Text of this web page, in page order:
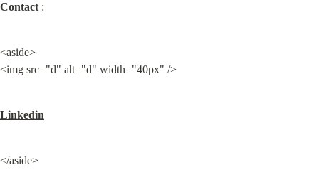
Contact :
<aside>
<img src="d" alt="d" width="40px" />
Linkedin
</aside>